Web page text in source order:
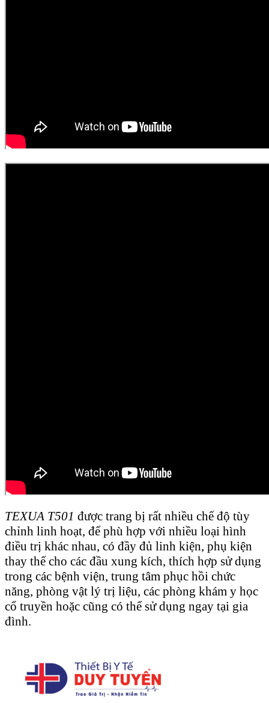
TEXUA T501 được trang bị rất nhiều chế độ tùy
chỉnh linh hoạt, để phù hợp với nhiều loại hình
điều trị khác nhau, có đầy đủ linh kiện, phụ kiện
thay thế cho các đầu xung kích, thích hợp sử dụng
trong các bệnh viện, trung tâm phục hồi chức
năng, phòng vật lý trị liệu, các phòng khám y học
cổ truyền hoặc cũng có thể sử dụng ngay tại gia
đình.